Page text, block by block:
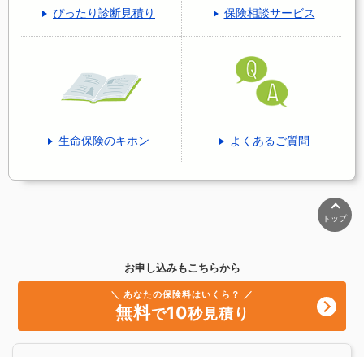
ぴったり診断見積り 保険相談サービス
生命保険のキホン よくあるご質問
トップ
お申し込みもこちらから
＼ あなたの保険料はいくら？ ／
無料で10秒見積り